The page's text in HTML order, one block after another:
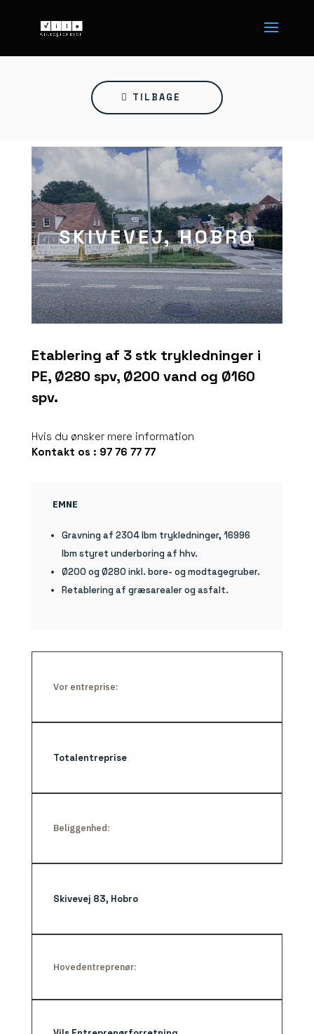
TILBAGE
SKIVEVEJ, HOBRO
Etablering af 3 stk trykledninger i
PE, Ø280 spv, Ø200 vand og Ø160
spv.
Hvis du ønsker mere information
Kontakt os : 97 76 77 77
EMNE
Gravning af 2304 lbm trykledninger, 16996
lbm styret underboring af hhv.
Ø200 og Ø280 inkl. bore- og modtagegruber.
Retablering af græsarealer og asfalt.
Vor entreprise:
Totalentreprise
Beliggenhed:
Skivevej 83, Hobro
Hovedentreprenør: